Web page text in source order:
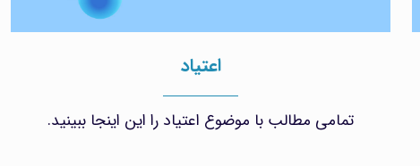
اعتیاد
تمامی مطالب با موضوع اعتیاد را این اینجا ببینید.